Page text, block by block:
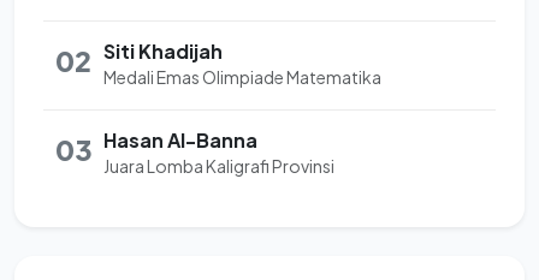
02 Siti Khadijah
Medali Emas Olimpiade Matematika
03 Hasan Al-Banna
Juara Lomba Kaligrafi Provinsi